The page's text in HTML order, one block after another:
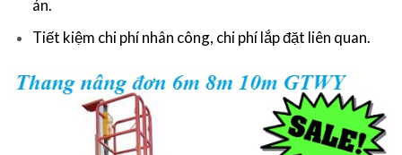
án.
Tiết kiệm chi phí nhân công, chi phí lắp đặt liên quan.